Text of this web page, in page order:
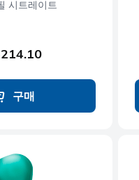
시트레이트
구매